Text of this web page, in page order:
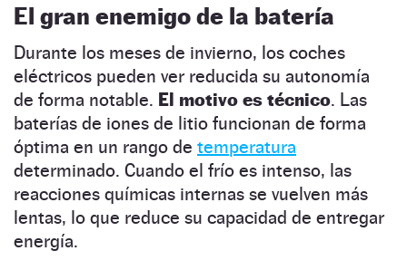
El gran enemigo de la batería
Durante los meses de invierno, los coches
eléctricos pueden ver reducida su autonomía
de forma notable. El motivo es técnico. Las
baterías de iones de litio funcionan de forma
óptima en un rango de temperatura
determinado. Cuando el frío es intenso, las
reacciones químicas internas se vuelven más
lentas, lo que reduce su capacidad de entregar
energía.